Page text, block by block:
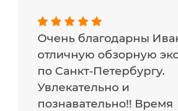
Очень благодарны
отличную обзорную
по Санкт-Петербургу.
Увлекательно и
познавательно!! Время